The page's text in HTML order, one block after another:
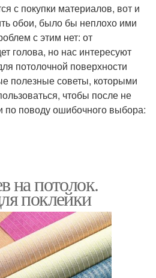
с покупки материалов, вот и
обои, было бы неплохо ими
с этим нет: от
голова, но нас интересуют
потолочной поверхности
полезные советы, которыми
чтобы после не
по поводу ошибочного выбора:
на потолок.
поклейки